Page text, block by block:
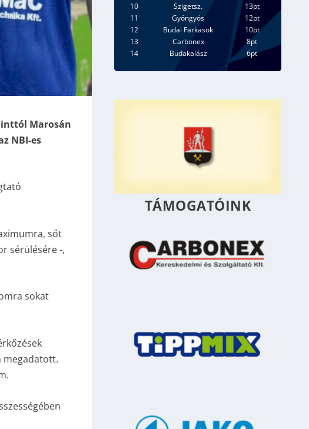
Marosán
NBI-es
sőt
sérülésére -,
sokat
megadatott.
10
Szigetsz.
13pt
11
Gyöngyös
12pt
12
Budai Farkasok
10pt
13
Carbonex
8pt
14
Budakalász 6pt
TÁMOGATÓINK